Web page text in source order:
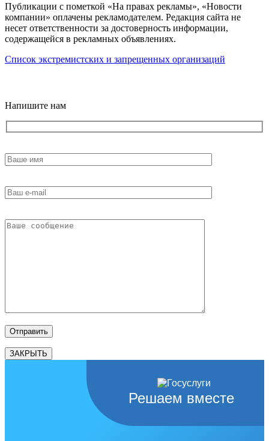
Публикации с пометкой «На правах рекламы», «Новости
компании» оплачены рекламодателем. Редакция сайта не
несет ответственности за достоверность информации,
содержащейся в рекламных объявлениях.
Список экстремистских и запрещенных организаций
Напишите нам
ЗАКРЫТЬ
Решаем вместе